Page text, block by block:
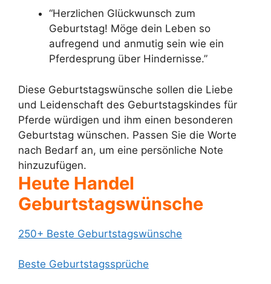
“Herzlichen Glückwunsch zum
Geburtstag! Möge dein Leben so
aufregend und anmutig sein wie ein
Pferdesprung über Hindernisse.”
Diese Geburtstagswünsche sollen die Liebe
und Leidenschaft des Geburtstagskindes für
Pferde würdigen und ihm einen besonderen
Geburtstag wünschen. Passen Sie die Worte
nach Bedarf an, um eine persönliche Note
hinzuzufügen.
Heute Handel
Geburtstagswünsche
250+ Beste Geburtstagswünsche
Beste Geburtstagssprüche